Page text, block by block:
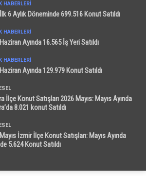
HABERLERI
6 Aylık Döneminde 699.516 Konut Satıldı
HABERLERI
Ayında 16.565 İş Yeri Satıldı
HABERLERI
Ayında 129.979 Konut Satıldı
İlçe Konut Satışları 2026 Mayıs: Mayıs Ayında
8.021 konut Satıldı
İzmir İlçe Konut Satışları: Mayıs Ayında
5.624 Konut Satıldı